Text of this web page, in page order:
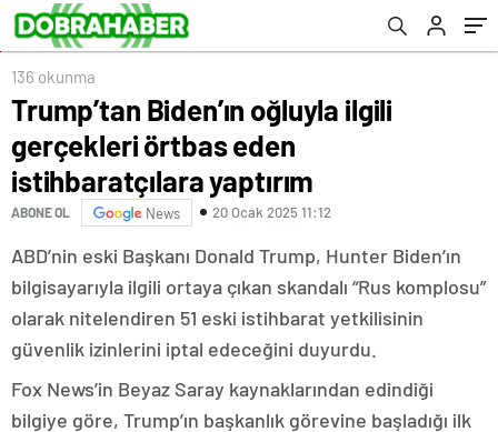
136 okunma
Trump’tan Biden’ın oğluyla ilgili
gerçekleri örtbas eden
istihbaratçılara yaptırım
ABONE OL News 20 Ocak 2025 11:12
ABD’nin eski Başkanı Donald Trump, Hunter Biden’ın
bilgisayarıyla ilgili ortaya çıkan skandalı “Rus komplosu”
olarak nitelendiren 51 eski istihbarat yetkilisinin
güvenlik izinlerini iptal edeceğini duyurdu.
Fox News’in Beyaz Saray kaynaklarından edindiği
bilgiye göre, Trump’ın başkanlık görevine başladığı ilk